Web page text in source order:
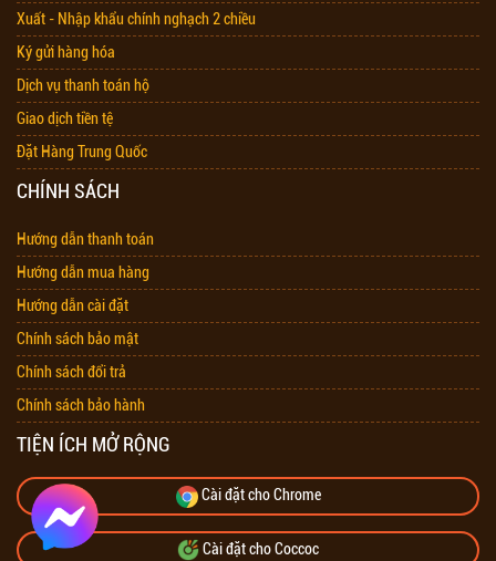
Xuất - Nhập khẩu chính nghạch 2 chiều
Ký gửi hàng hóa
Dịch vụ thanh toán hộ
Giao dịch tiền tệ
Đặt Hàng Trung Quốc
CHÍNH SÁCH
Hướng dẫn thanh toán
Hướng dẫn mua hàng
Hướng dẫn cài đặt
Chính sách bảo mật
Chính sách đổi trả
Chính sách bảo hành
TIỆN ÍCH MỞ RỘNG
Cài đặt cho Chrome
Cài đặt cho Coccoc